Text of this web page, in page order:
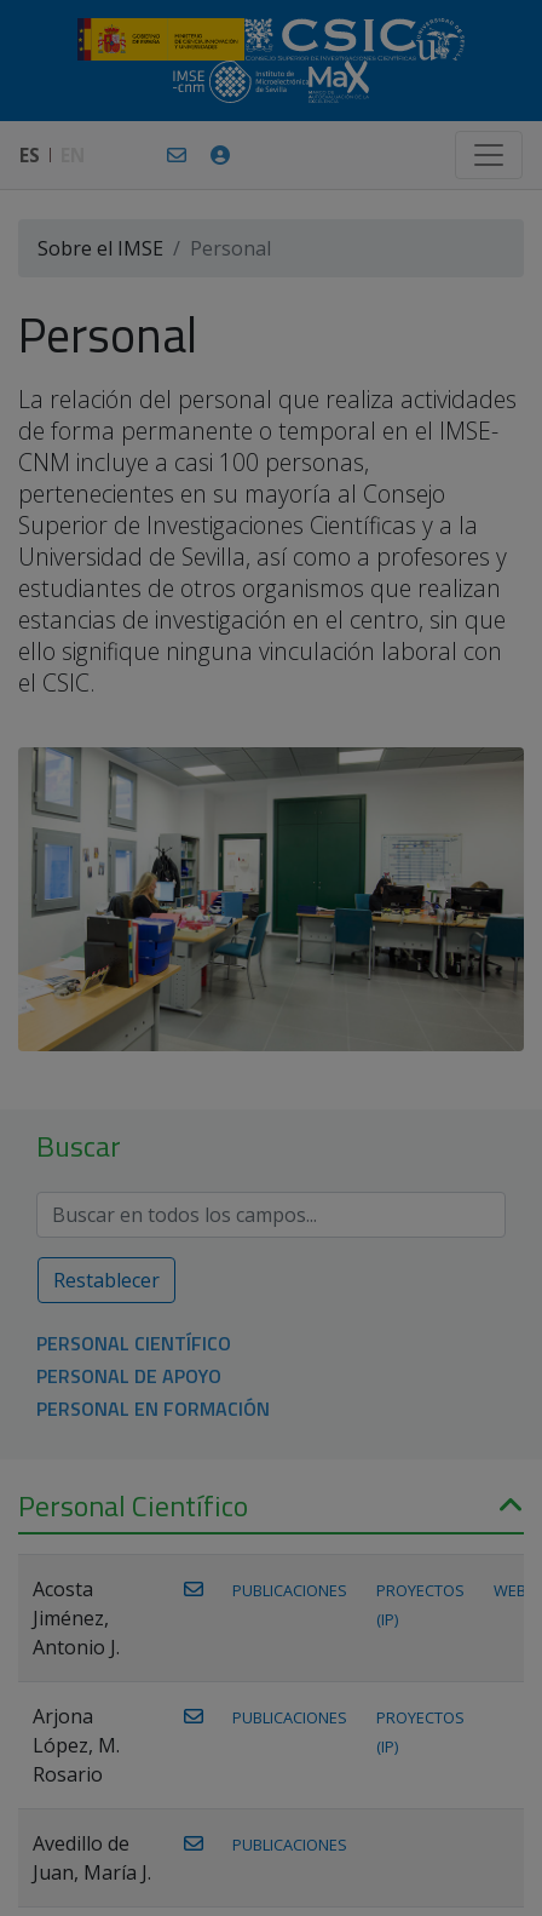
ES
Sobre el IMSE Personal
Personal
La relación del personal que realiza actividades
de forma permanente o temporal en el IMSE-
CNM incluye a casi 100 personas,
pertenecientes en su mayoría al Consejo
Superior de Investigaciones Científicas y a la
Universidad de Sevilla, así como a profesores y
estudiantes de otros organismos que realizan
estancias de investigación en el centro, sin que
ello signifique ninguna vinculación laboral con
el CSIC.
Buscar
Restablecer
PERSONAL CIENTÍFICO
PERSONAL DE APOYO
PERSONAL EN FORMACIÓN
Personal Científico
Acosta
Jiménez,
Antonio J.
PUBLICACIONES
PROYECTOS
(IP)
WEB
Arjona
López, M.
Rosario
PUBLICACIONES
PROYECTOS
(IP)
Avedillo de
Juan, María J.
PUBLICACIONES